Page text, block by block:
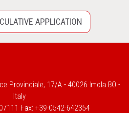
APPLICATION
Provinciale, 17/A - 40026 Imola BO -
Italy
Fax: +39-0542-642354